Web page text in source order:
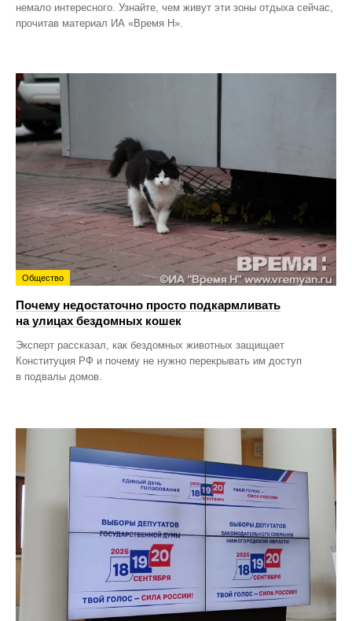
немало интересного. Узнайте, чем живут эти зоны отдыха сейчас,
прочитав материал ИА «Время Н».
Общество
Почему недостаточно просто подкармливать
на улицах бездомных кошек
Эксперт рассказал, как бездомных животных защищает
Конституция РФ и почему не нужно перекрывать им доступ
в подвалы домов.